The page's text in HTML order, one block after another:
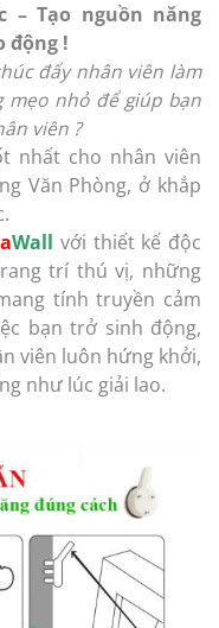
– Tạo nguồn năng
động !
đẩy nhân viên làm
mẹo nhỏ để giúp bạn
viên ?
nhất cho nhân viên
Văn Phòng, ở khắp
Wall với thiết kế độc
trí thú vị, những
tính truyền cảm
bạn trở sinh động,
viên luôn hứng khởi,
như lúc giải lao.